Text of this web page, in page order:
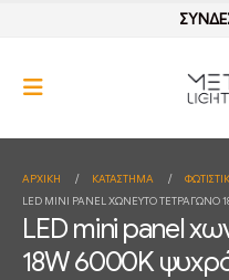
ΑΡΧΙΚΉ ΚΑΤΆΣΤΗΜΑ
LED MINI PANEL ΧΩΝΕΥΤΌ ΤΕΤΡΆΓΩΝΟ
LED mini panel
18W 6000K